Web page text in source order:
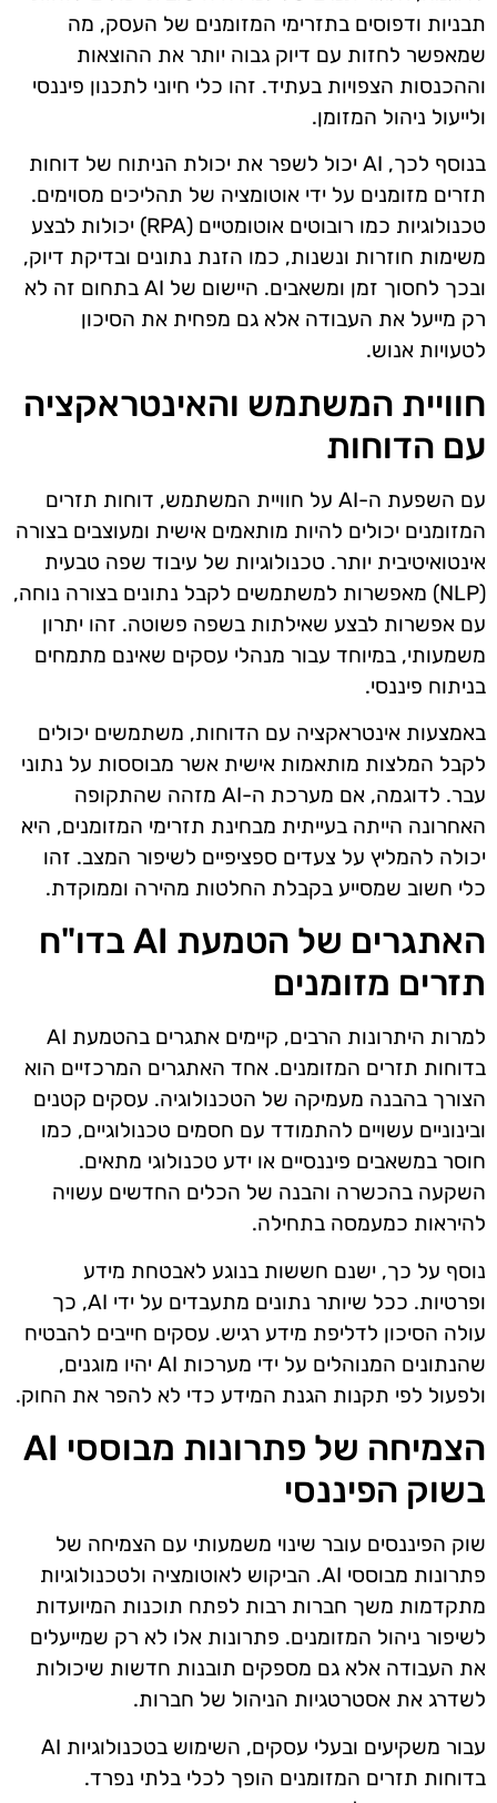
תבניות ודפוסים בתזרימי המזומנים של העסק, מה
שמאפשר לחזות עם דיוק גבוה יותר את ההוצאות
וההכנסות הצפויות בעתיד. זהו כלי חיוני לתכנון פיננסי
ולייעול ניהול המזומן.
בנוסף לכך, AI יכול לשפר את יכולת הניתוח של דוחות
תזרים מזומנים על ידי אוטומציה של תהליכים מסוימים.
טכנולוגיות כמו רובוטים אוטומטיים (RPA) יכולות לבצע
משימות חוזרות ונשנות, כמו הזנת נתונים ובדיקת דיוק,
ובכך לחסוך זמן ומשאבים. היישום של AI בתחום זה לא
רק מייעל את העבודה אלא גם מפחית את הסיכון
לטעויות אנוש.
חוויית המשתמש והאינטראקציה
עם הדוחות
עם השפעת ה-AI על חוויית המשתמש, דוחות תזרים
המזומנים יכולים להיות מותאמים אישית ומעוצבים בצורה
אינטואיטיבית יותר. טכנולוגיות של עיבוד שפה טבעית
(NLP) מאפשרות למשתמשים לקבל נתונים בצורה נוחה,
עם אפשרות לבצע שאילתות בשפה פשוטה. זהו יתרון
משמעותי, במיוחד עבור מנהלי עסקים שאינם מתמחים
בניתוח פיננסי.
באמצעות אינטראקציה עם הדוחות, משתמשים יכולים
לקבל המלצות מותאמות אישית אשר מבוססות על נתוני
עבר. לדוגמה, אם מערכת ה-AI מזהה שהתקופה
האחרונה הייתה בעייתית מבחינת תזרימי המזומנים, היא
יכולה להמליץ על צעדים ספציפיים לשיפור המצב. זהו
כלי חשוב שמסייע בקבלת החלטות מהירה וממוקדת.
האתגרים של הטמעת AI בדו"ח
תזרים מזומנים
למרות היתרונות הרבים, קיימים אתגרים בהטמעת AI
בדוחות תזרים המזומנים. אחד האתגרים המרכזיים הוא
הצורך בהבנה מעמיקה של הטכנולוגיה. עסקים קטנים
ובינוניים עשויים להתמודד עם חסמים טכנולוגיים, כמו
חוסר במשאבים פיננסיים או ידע טכנולוגי מתאים.
השקעה בהכשרה והבנה של הכלים החדשים עשויה
להיראות כמעמסה בתחילה.
נוסף על כך, ישנם חששות בנוגע לאבטחת מידע
ופרטיות. ככל שיותר נתונים מתעבדים על ידי AI, כך
עולה הסיכון לדליפת מידע רגיש. עסקים חייבים להבטיח
שהנתונים המנוהלים על ידי מערכות AI יהיו מוגנים,
ולפעול לפי תקנות הגנת המידע כדי לא להפר את החוק.
הצמיחה של פתרונות מבוססי AI
בשוק הפיננסי
שוק הפיננסים עובר שינוי משמעותי עם הצמיחה של
פתרונות מבוססי AI. הביקוש לאוטומציה ולטכנולוגיות
מתקדמות משך חברות רבות לפתח תוכנות המיועדות
לשיפור ניהול המזומנים. פתרונות אלו לא רק שמייעלים
את העבודה אלא גם מספקים תובנות חדשות שיכולות
לשדרג את אסטרטגיות הניהול של חברות.
עבור משקיעים ובעלי עסקים, השימוש בטכנולוגיות AI
בדוחות תזרים המזומנים הופך לכלי בלתי נפרד.